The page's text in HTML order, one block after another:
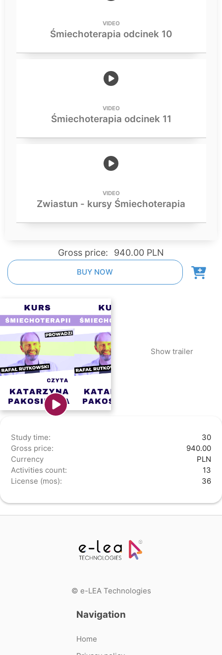
VIDEO
Śmiechoterapia odcinek 10
VIDEO
Śmiechoterapia odcinek 11
VIDEO
Zwiastun - kursy Śmiechoterapia
Gross price: 940.00 PLN
BUY NOW
Show trailer
Study time:
30
Gross price:
940.00
Currency
PLN
Activities count:
13
License (mos):
36
© e-LEA Technologies
Navigation
Home